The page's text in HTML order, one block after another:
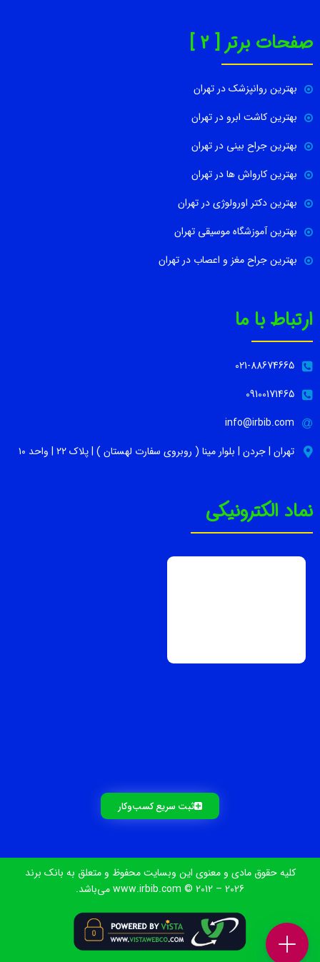
صفحات برتر [ 2 ]
بهترین روانپزشک در تهران
بهترین کاشت ابرو در تهران
بهترین جراح بینی در تهران
بهترین کارواش ها در تهران
بهترین دکتر اورولوژی در تهران
بهترین آموزشگاه موسیقی تهران
بهترین جراح مغز و اعصاب در تهران
ارتباط با ما
021-88674665
09100171465
info@irbib.com
تهران | جردن | بلوار مینا ( روبروی سفارت لهستان ) | پلاک ۲۲ | واحد ۱۰
نماد الکترونیکی
ثبت سریع کسب‌و‌کار
کلیه حقوق مادی و معنوی این وبسایت محفوظ و متعلق به بانک برند
www.irbib.com © 2012 – 2026 می‌باشد.